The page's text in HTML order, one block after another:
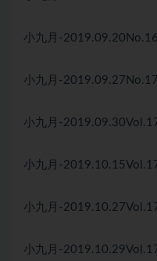
小九月-
小九月-
小九月-
小九月-
小九月-
小九月-